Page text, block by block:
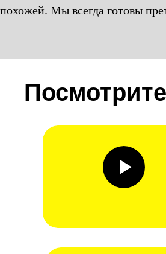
похожей. Мы всегда готовы